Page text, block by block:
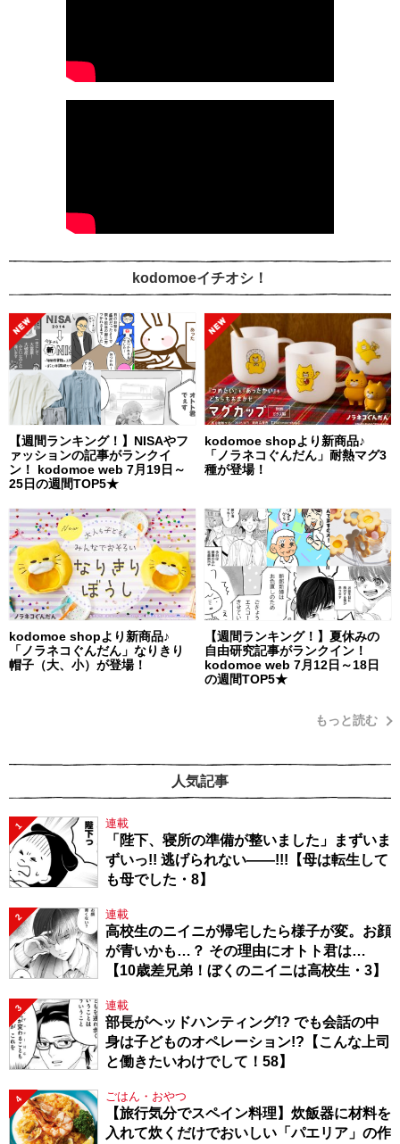
kodomoeイチオシ！
【週間ランキング！】NISAやフ
ァッションの記事がランクイ
ン！ kodomoe web 7月19日～
25日の週間TOP5★
kodomoe shopより新商品♪
「ノラネコぐんだん」耐熱マグ3
種が登場！
kodomoe shopより新商品♪
「ノラネコぐんだん」なりきり
帽子（大、小）が登場！
【週間ランキング！】夏休みの
自由研究記事がランクイン！
kodomoe web 7月12日～18日
の週間TOP5★
もっと読む
人気記事
1 連載
「陛下、寝所の準備が整いました」まずいま
ずいっ!! 逃げられない――!!!【母は転生して
も母でした・8】
2 連載
高校生のニイニが帰宅したら様子が変。お顔
が青いかも…？ その理由にオトト君は…
【10歳差兄弟！ぼくのニイニは高校生・3】
3 連載
部長がヘッドハンティング!? でも会話の中
身は子どものオペレーション!?【こんな上司
と働きたいわけでして！58】
4 ごはん・おやつ
【旅行気分でスペイン料理】炊飯器に材料を
入れて炊くだけでおいしい「パエリア」の作